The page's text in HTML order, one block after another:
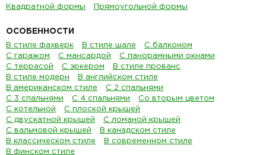
Квадратной формы
Прямоугольной формы
ОСОБЕННОСТИ
В стиле фахверк В стиле шале
С балконом
С гаражом
С мансардой
С панорамными окнами
С террасой
С эркером
В стиле прованс
В стиле модерн
В английском стиле
В американском стиле
С 2 спальнями
С 3 спальнями
С 4 спальнями
Со вторым цветом
С котельной
С плоской крышей
С двускатной крышей
С ломаной крышей
С вальмовой крышей
В канадском стиле
В классическом стиле
В современном стиле
В финском стиле